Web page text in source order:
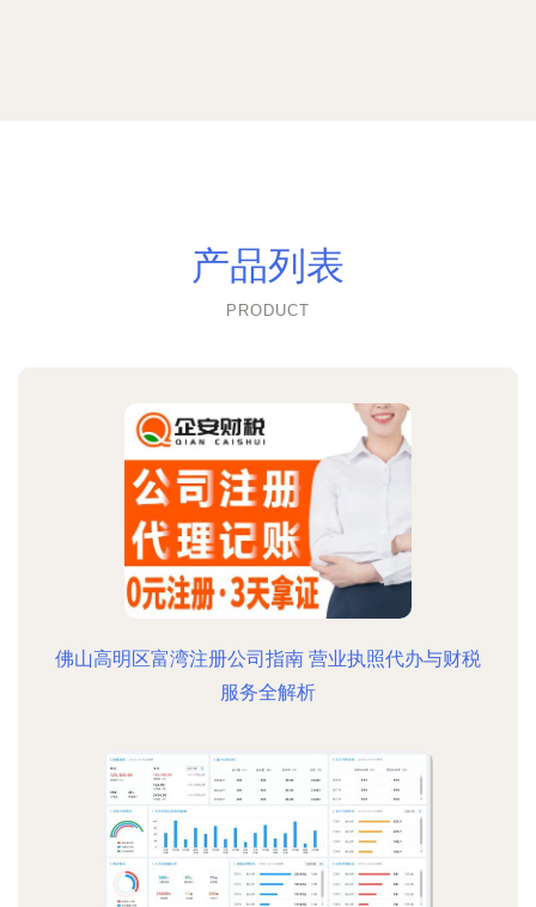
产品列表
PRODUCT
佛山高明区富湾注册公司指南 营业执照代办与财税
服务全解析